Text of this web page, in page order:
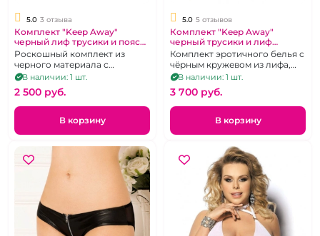
5.0 3 отзыва
Комплект "Keep Away"
черный лиф трусики и пояс
52-54
Роскошный комплект из
черного материала с
кружевной отделкой.Размер
В наличии: 1 шт.
2 500 pуб.
В корзину
5.0 5 отзывов
Комплект "Keep Away"
черный трусики и лиф
размер 3XL
Комплект эротичного белья с
чёрным кружевом из лифа,
трусиков и гартеров-
подвязок. Размер 52-54
В наличии: 1 шт.
3 700 pуб.
В корзину